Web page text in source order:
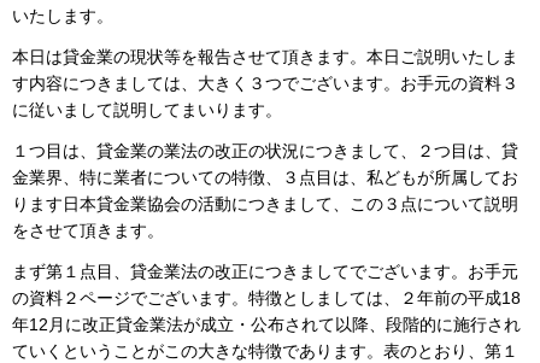
いたします。
本日は貸金業の現状等を報告させて頂きます。本日ご説明いたしま
す内容につきましては、大きく３つでございます。お手元の資料３
に従いまして説明してまいります。
１つ目は、貸金業の業法の改正の状況につきまして、２つ目は、貸
金業界、特に業者についての特徴、３点目は、私どもが所属してお
ります日本貸金業協会の活動につきまして、この３点について説明
をさせて頂きます。
まず第１点目、貸金業法の改正につきましてでございます。お手元
の資料２ページでございます。特徴としましては、２年前の平成18
年12月に改正貸金業法が成立・公布されて以降、段階的に施行され
ていくということがこの大きな特徴であります。表のとおり、第１